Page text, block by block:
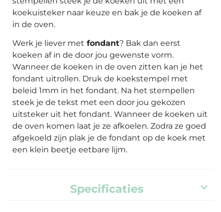
koekuisteker naar keuze en bak je de koeken af
in de oven.
Werk je liever met fondant? Bak dan eerst
koeken af in de door jou gewenste vorm.
Wanneer de koeken in de oven zitten kan je het
fondant uitrollen. Druk de koekstempel met
beleid 1mm in het fondant. Na het stempellen
steek je de tekst met een door jou gekozen
uitsteker uit het fondant. Wanneer de koeken uit
de oven komen laat je ze afkoelen. Zodra ze goed
afgekoeld zijn plak je de fondant op de koek met
een klein beetje eetbare lijm.
Specificaties